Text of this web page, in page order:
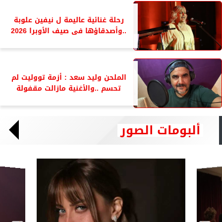
رحلة غنائية عاليمة ل نيفين علوبة
..وأصدقاؤها فى صيف الأوبرا 2026
الملحن وليد سعد : أزمة تووليت لم
تحسم ..والأغنية مازالت مقفولة
ألبومات الصور